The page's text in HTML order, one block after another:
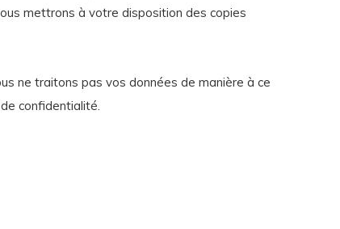
mettrons à votre disposition des copies
ne traitons pas vos données de manière à ce
confidentialité.